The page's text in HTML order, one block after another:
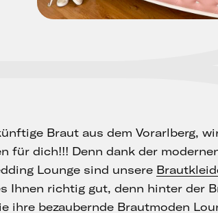
Braut aus dem Vorarlberg,
für dich!!! Denn dank der
Lounge sind unsere
Ihnen richtig gut, denn hinter der
ihre bezaubernde Brautmoden